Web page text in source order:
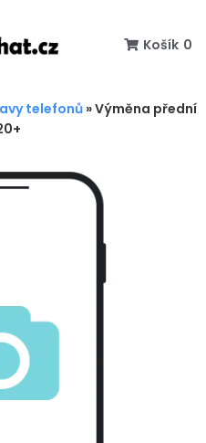
Košík 0
telefonů »Výměna přední